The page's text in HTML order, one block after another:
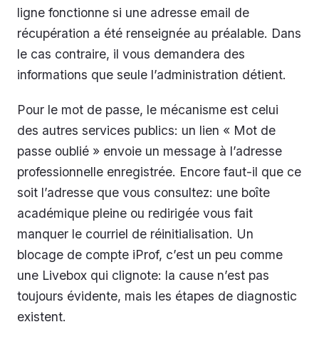
ligne fonctionne si une adresse email de
récupération a été renseignée au préalable. Dans
le cas contraire, il vous demandera des
informations que seule l’administration détient.
Pour le mot de passe, le mécanisme est celui
des autres services publics: un lien « Mot de
passe oublié » envoie un message à l’adresse
professionnelle enregistrée. Encore faut-il que ce
soit l’adresse que vous consultez: une boîte
académique pleine ou redirigée vous fait
manquer le courriel de réinitialisation. Un
blocage de compte iProf, c’est un peu comme
une Livebox qui clignote: la cause n’est pas
toujours évidente, mais les étapes de diagnostic
existent.